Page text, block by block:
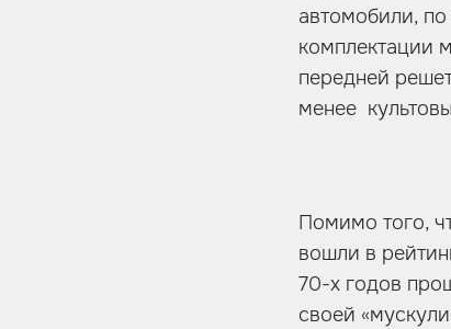
автомобили,
комплектации
передней
менее
Помимо того,
вошли в
70-х годов
своей